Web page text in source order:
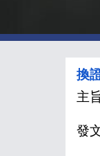
換
主
發